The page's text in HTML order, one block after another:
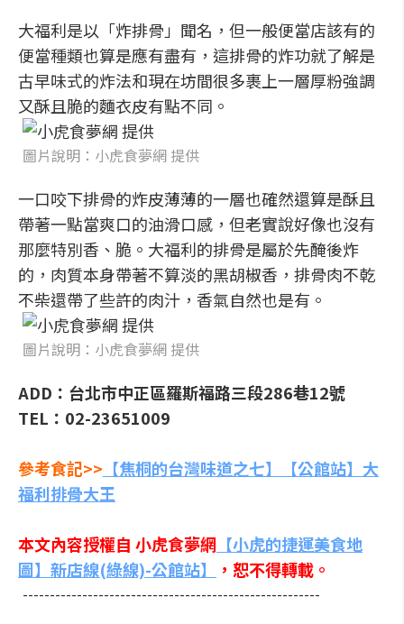
大福利是以「炸排骨」聞名，但一般便當店該有的
便當種類也算是應有盡有，這排骨的炸功就了解是
古早味式的炸法和現在坊間很多裹上一層厚粉強調
又酥且脆的麵衣皮有點不同。
圖片說明：小虎食夢網 提供
一口咬下排骨的炸皮薄薄的一層也確然還算是酥且
帶著一點當爽口的油滑口感，但老實說好像也沒有
那麼特別香、脆。大福利的排骨是屬於先醃後炸
的，肉質本身帶著不算淡的黑胡椒香，排骨肉不乾
不柴還帶了些許的肉汁，香氣自然也是有。
圖片說明：小虎食夢網 提供
ADD：台北市中正區羅斯福路三段286巷12號
TEL：02-23651009
參考食記>> 【焦桐的台灣味道之七】【公館站】大
福利排骨大王
本文內容授權自 小虎食夢網 【小虎的捷運美食地
圖】新店線(綠線)-公館站】
，恕不得轉載。
-------------------------------------------------------